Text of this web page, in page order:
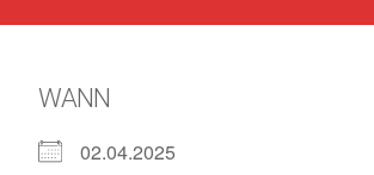
WANN
02.04.2025